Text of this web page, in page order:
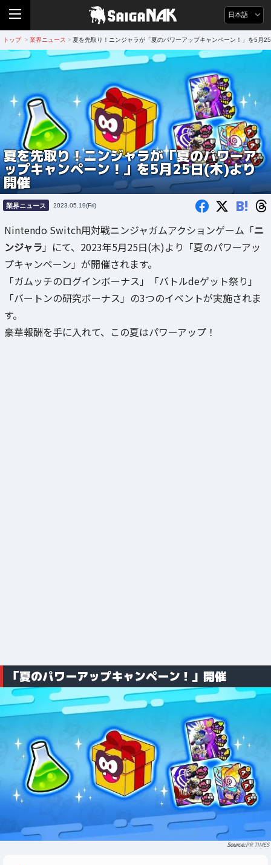
日本語
トップ > 業界ニュース > 夏を先取り！ニンジャラが「夏のパワーアップキャンペーン！」を5月
夏を先取り！ニンジャラが「夏のパワーア
ップキャンペーン！」を5月25日(木)より
開催
業界ニュース 2023.05.19(Fri) B!
Nintendo Switch用対戦ニンジャガムアクションゲーム「ニ
ンジャラ 」にて、2023年5月25日(木)より「夏のパワーアッ
プキャンペーン」が開催されます。
「ガムッチのログインボーナス」「バトルdeゲット祭り」
「バートンの研究ボーナス」の3つのイベントが実施されま
す。
豪華報酬を手に入れて、この夏はパワーアップ！
「夏のパワーアップキャンペーン！」開催
PR TIMES